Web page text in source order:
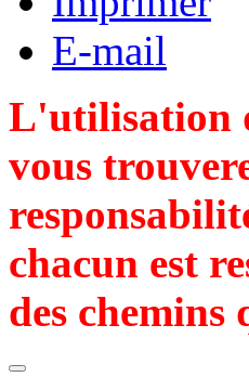
E-mail
L'utilisation
vous
chacun est
des